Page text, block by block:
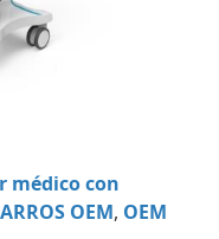
médico con
OEM, OEM